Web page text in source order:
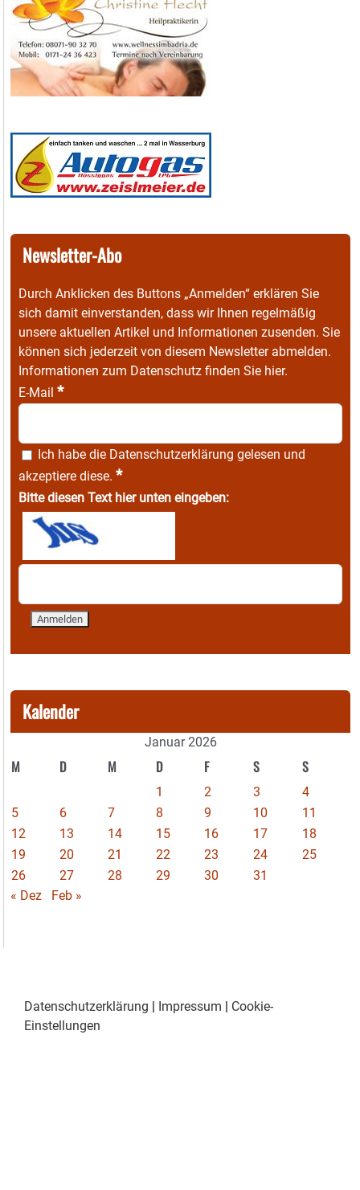
Newsletter-Abo
Durch Anklicken des Buttons „Anmelden“ erklären Sie
sich damit einverstanden, dass wir Ihnen regelmäßig
unsere aktuellen Artikel und Informationen zusenden. Sie
können sich jederzeit von diesem Newsletter abmelden.
Informationen zum Datenschutz finden Sie hier.
E-Mail *
Ich habe die Datenschutzerklärung gelesen und
akzeptiere diese. *
Bitte diesen Text hier unten eingeben:
Kalender
Januar 2026
M D M D F S S
1 2 3
4
5
6 7 8 9 10
11
12
13 14 15 16 17
18
19
20 21 22 23 24
25
26
27 28 29 30
31
« Dez
Feb »
Datenschutzerklärung | Impressum | Cookie-
Einstellungen